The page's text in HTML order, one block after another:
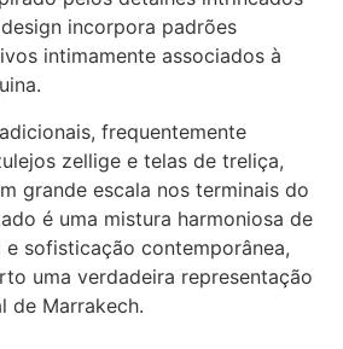
incorpora padrões
intimamente associados à
frequentemente
zellige e telas de treliça,
grande escala nos terminais do
é uma mistura harmoniosa de
sofisticação contemporânea,
uma verdadeira representação
de Marrakech.